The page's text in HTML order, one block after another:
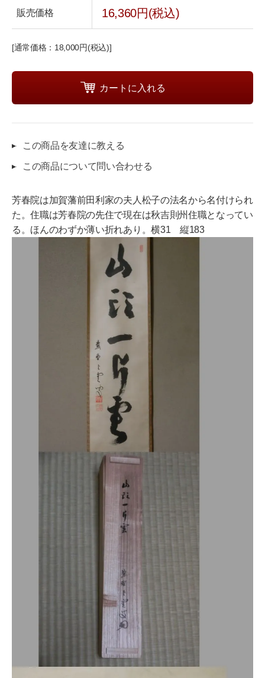
販売価格 16,360円(税込)
[通常価格：18,000円(税込)]
この商品を友達に教える
この商品について問い合わせる
芳春院は加賀藩前田利家の夫人松子の法名から名付けられ
た。住職は芳春院の先住で現在は秋吉則州住職となってい
る。ほんのわずか薄い折れあり。横31 縦183